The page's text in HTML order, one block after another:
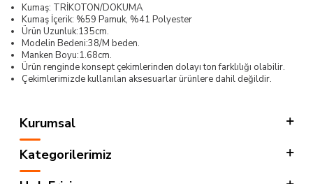
Kumaş: TRİKOTON/DOKUMA
Kumaş İçerik: %59 Pamuk, %41 Polyester
Ürün Uzunluk:135cm.
Modelin Bedeni:38/M beden.
Manken Boyu:1.68cm.
Ürün renginde konsept çekimlerinden dolayı ton farklılığı olabilir.
Çekimlerimizde kullanılan aksesuarlar ürünlere dahil değildir.
Kurumsal
Kategorilerimiz